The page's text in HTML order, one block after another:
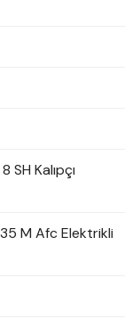
Kalıpçı
M Afc Elektrikli